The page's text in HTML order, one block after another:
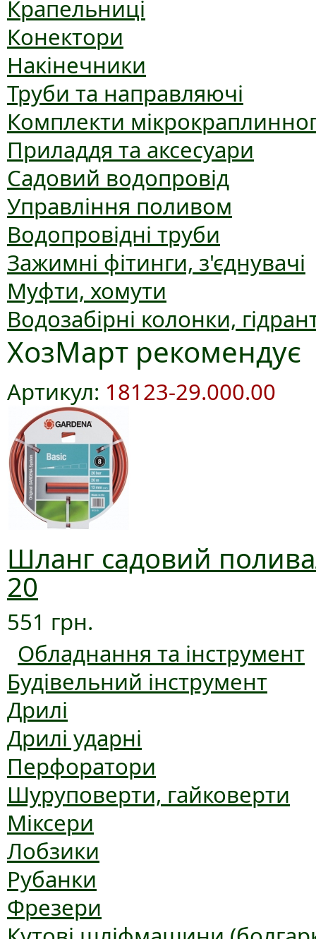
Крапельниці
Конектори
Накінечники
Труби та направляючі
Комплекти
Приладдя та аксесуари
Садовий водопровід
Управління поливом
Водопровідні труби
Зажимні фітинги, з'єднувачі
Муфти, хомути
Водозабірні колонки,
ХозМарт рекомендує
Артикул: 18123-29.000.00
Шланг садовий
20
551 грн.
Обладнання та інструмент
Будівельний інструмент
Дрилі
Дрилі ударні
Перфоратори
Шуруповерти, гайковерти
Міксери
Лобзики
Рубанки
Фрезери